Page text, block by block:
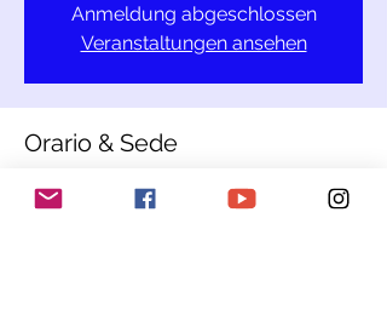
Anmeldung abgeschlossen
Veranstaltungen ansehen
Orario & Sede
27 ago 2022, 20:15 – 28 ago 2022, 21:15
Rif. Chiesa Vuorz/Waltensburg,